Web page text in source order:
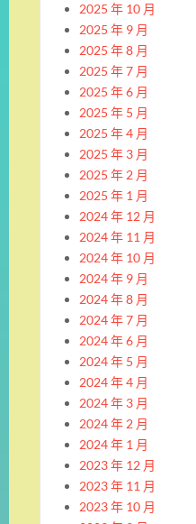
2025 年 10 月
2025 年 9 月
2025 年 8 月
2025 年 7 月
2025 年 6 月
2025 年 5 月
2025 年 4 月
2025 年 3 月
2025 年 2 月
2025 年 1 月
2024 年 12 月
2024 年 11 月
2024 年 10 月
2024 年 9 月
2024 年 8 月
2024 年 7 月
2024 年 6 月
2024 年 5 月
2024 年 4 月
2024 年 3 月
2024 年 2 月
2024 年 1 月
2023 年 12 月
2023 年 11 月
2023 年 10 月